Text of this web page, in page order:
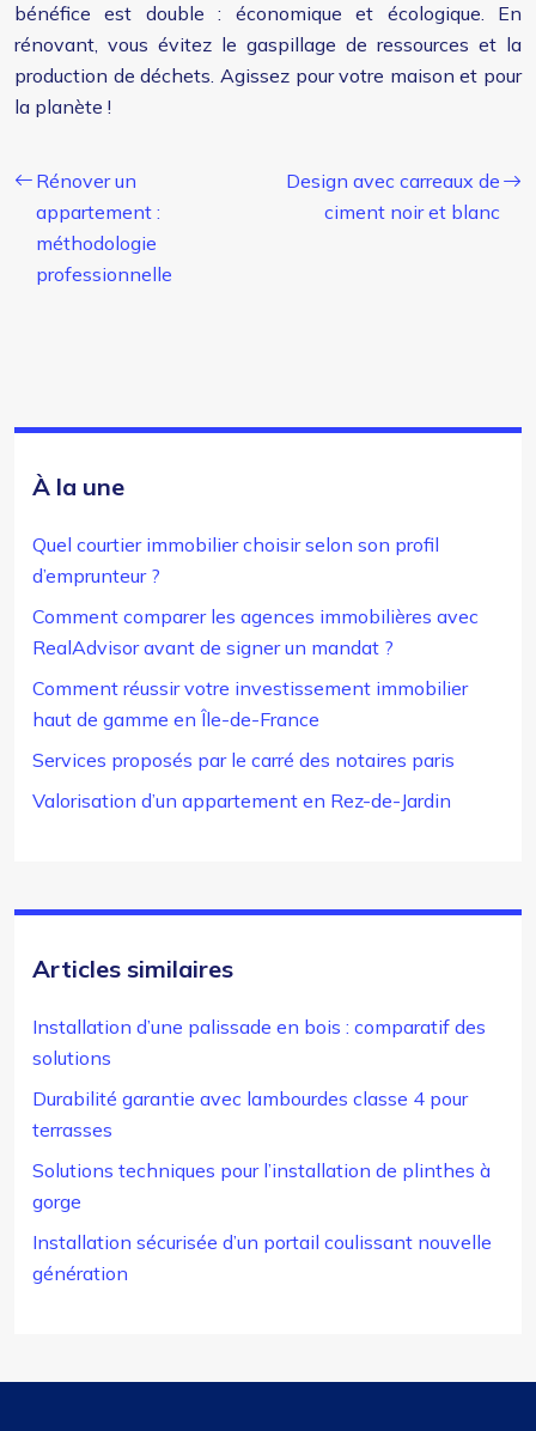
bénéfice est double : économique et écologique. En
rénovant, vous évitez le gaspillage de ressources et la
production de déchets. Agissez pour votre maison et pour
la planète !
Rénover un
appartement :
méthodologie
professionnelle
Design avec carreaux de
ciment noir et blanc
À la une
Quel courtier immobilier choisir selon son profil
d’emprunteur ?
Comment comparer les agences immobilières avec
RealAdvisor avant de signer un mandat ?
Comment réussir votre investissement immobilier
haut de gamme en Île-de-France
Services proposés par le carré des notaires paris
Valorisation d’un appartement en Rez-de-Jardin
Articles similaires
Installation d’une palissade en bois : comparatif des
solutions
Durabilité garantie avec lambourdes classe 4 pour
terrasses
Solutions techniques pour l’installation de plinthes à
gorge
Installation sécurisée d’un portail coulissant nouvelle
génération